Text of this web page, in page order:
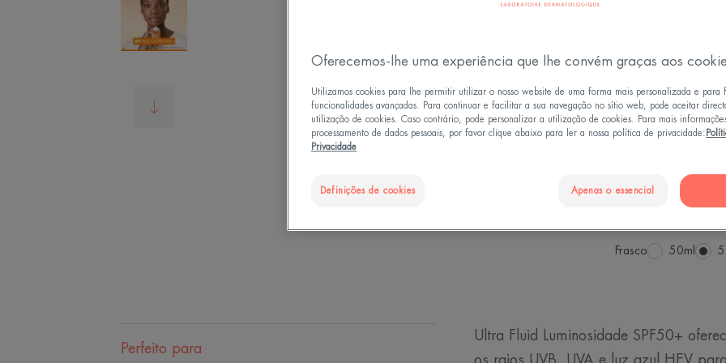
sensível. Um
uma tez
luminosidade
Textura
acabamento não
Excelente base
Boa tolerância.
Textura
Frasco Frasco
50ml
Perfeito para
Ultra Fluid Luminosidade SPF50+
os raios UVB, UVA e luz azul HEV
Oferecemos-lhe uma experiência que lhe convém graças aos
Utilizamos cookies para lhe permitir utilizar o nosso website de uma forma mais personalizada e para
funcionalidades avançadas. Para continuar e facilitar a sua navegação no sítio web, pode aceitar
utilização de cookies. Caso contrário, pode personalizar a utilização de cookies. Para mais
processamento de dados pessoais, por favor clique abaixo para ler a nossa política de privacidade:
Privacidade
Definições de cookies Apenas o essencial